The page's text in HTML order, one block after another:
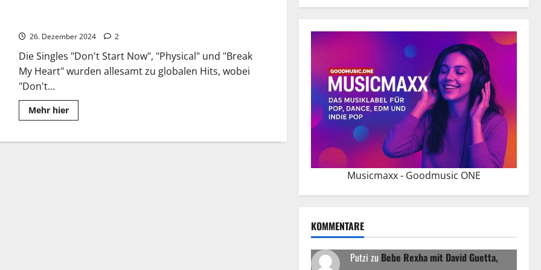
26. Dezember 2024 2
Die Singles "Don't Start Now", "Physical" und "Break
My Heart" wurden allesamt zu globalen Hits, wobei
"Don't...
Mehr hierRead
more
Lipa:
Musicmaxx - Goodmusic ONE
KOMMENTARE
Putzi zu Bebe Rexha mit David Guetta,